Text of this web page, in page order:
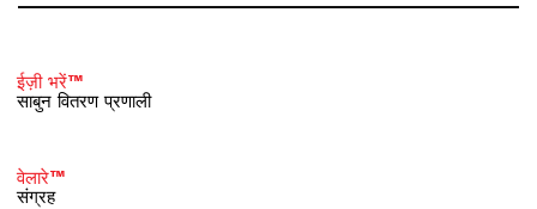
ईज़ी भरें™
साबुन वितरण प्रणाली
वेलारे™
संग्रह